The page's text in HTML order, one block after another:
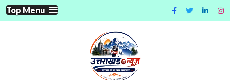
Skip
to
Top Menu